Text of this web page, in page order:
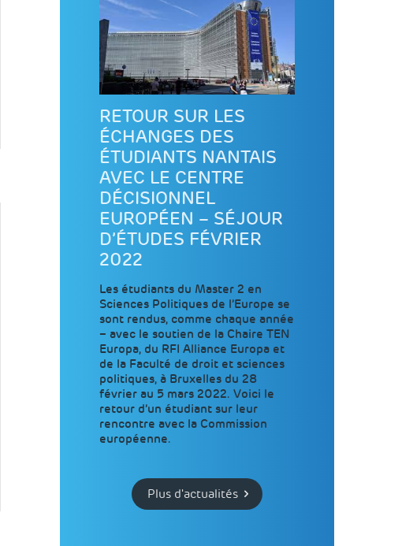
RETOUR SUR LES
ÉCHANGES DES
ÉTUDIANTS NANTAIS
AVEC LE CENTRE
DÉCISIONNEL
EUROPÉEN – SÉJOUR
D’ÉTUDES FÉVRIER
2022
Les étudiants du Master 2 en
Sciences Politiques de l’Europe se
sont rendus, comme chaque année
– avec le soutien de la Chaire TEN
Europa, du RFI Alliance Europa et
de la Faculté de droit et sciences
politiques, à Bruxelles du 28
février au 5 mars 2022. Voici le
retour d’un étudiant sur leur
rencontre avec la Commission
européenne.
Plus d'actualités